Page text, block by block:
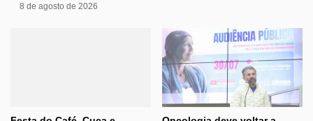
8 de agosto de 2026